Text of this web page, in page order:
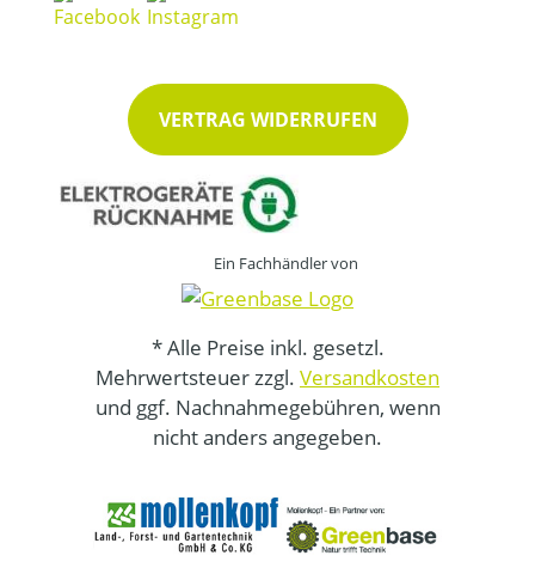
VERTRAG WIDERRUFEN
Ein Fachhändler von
* Alle Preise inkl. gesetzl.
Mehrwertsteuer zzgl. Versandkosten
und ggf. Nachnahmegebühren, wenn
nicht anders angegeben.